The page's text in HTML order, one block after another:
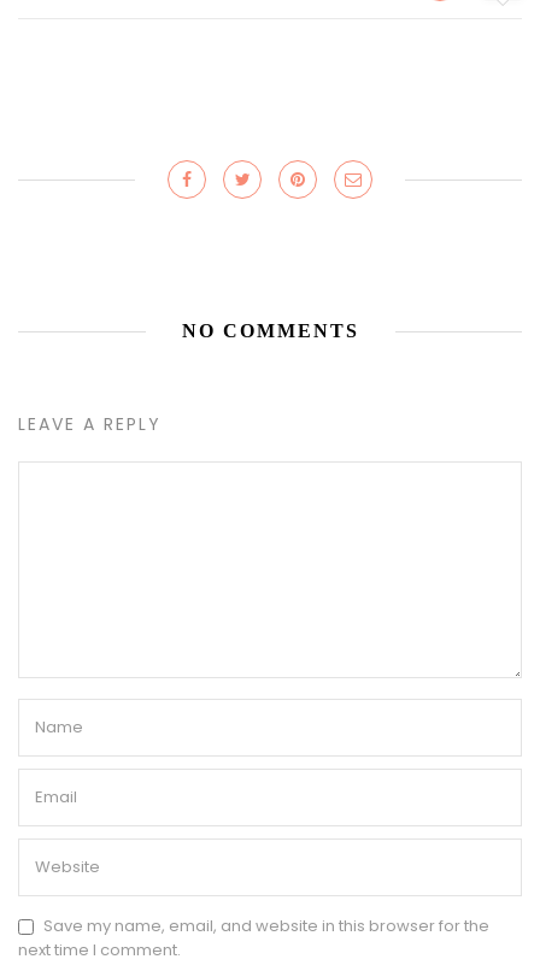
NO COMMENTS
LEAVE A REPLY
Save my name, email, and website in this browser for the
next time I comment.